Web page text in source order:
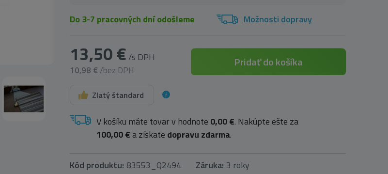
Do 3-7 pracovných dní odošleme Možnosti dopravy
13,50 € /s DPH
10,98 € /bez DPH
Pridať do košíka
Zlatý štandard
V košíku máte tovar v hodnote 0,00 €. Nakúpte ešte za
100,00 €a získate dopravu zdarma.
Kód produktu: 83553_Q2494 Záruka: 3 roky